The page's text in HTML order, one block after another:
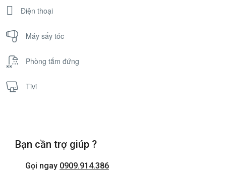
Điện thoại
Máy sấy tóc
Phòng tắm đứng
Tivi
Bạn cần trợ giúp ?
Gọi ngay 0909.914.386